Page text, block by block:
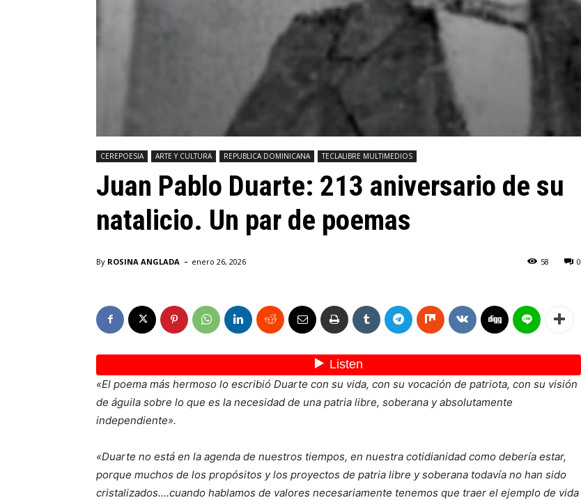
CEREPOESIA ARTE Y CULTURA REPUBLICA DOMINICANA TECLALIBRE MULTIMEDIOS
Juan Pablo Duarte: 213 aniversario de su
natalicio. Un par de poemas
By ROSINA ANGLADA - enero 26, 2026 0
58
«El poema más hermoso lo escribió Duarte con su vida, con su vocación de patriota, con su visión
de águila sobre lo que es la necesidad de una patria libre, soberana y absolutamente
independiente».
«Duarte no está en la agenda de nuestros tiempos, en nuestra cotidianidad como debería estar,
porque muchos de los propósitos y los proyectos de patria libre y soberana todavía no han sido
cristalizados….cuando hablamos de valores necesariamente tenemos que traer el ejemplo de vida